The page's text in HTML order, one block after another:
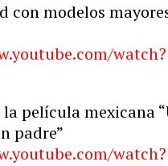
con modelos
watch?
película mexicana
padre”
watch?